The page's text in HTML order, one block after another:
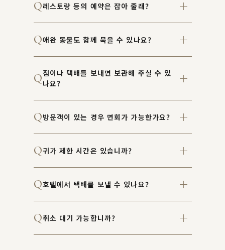
레스토랑 등의 예약은 잡아 줄래?
애완 동물도 함께 묵을 수 있나요?
짐이나 택배를 보내면 보관해 주실 수 있
나요?
방문객이 있는 경우 면회가 가능한가요?
귀가 제한 시간은 있습니까?
호텔에서 택배를 보낼 수 있나요?
취소 대기 가능합니까?